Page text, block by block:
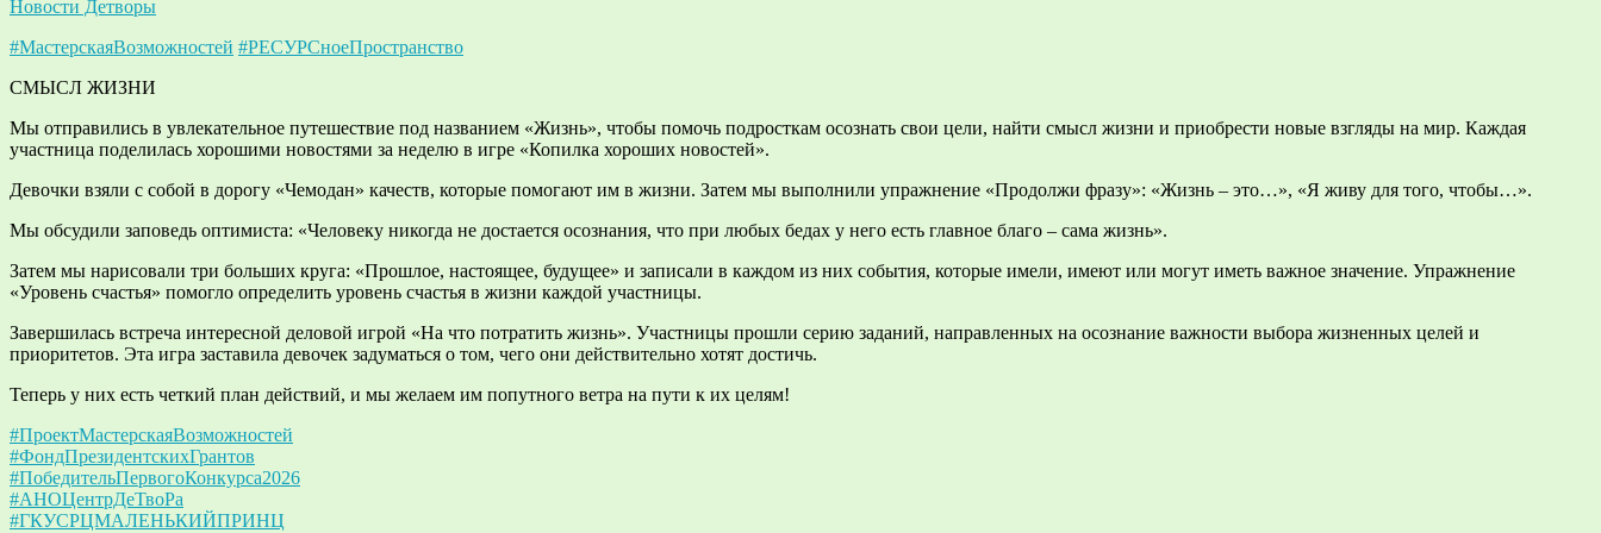
Новости Детворы
#МастерскаяВозможностей #РЕСУРСноеПространство
СМЫСЛ ЖИЗНИ
Мы отправились в увлекательное путешествие под названием «Жизнь», чтобы помочь подросткам осознать свои цели, найти смысл жизни и приобрести новые взгляды на мир. Каждая
участница поделилась хорошими новостями за неделю в игре «Копилка хороших новостей».
Девочки взяли с собой в дорогу «Чемодан» качеств, которые помогают им в жизни. Затем мы выполнили упражнение «Продолжи фразу»: «Жизнь – это…», «Я живу для того, чтобы…».
Мы обсудили заповедь оптимиста: «Человеку никогда не достается осознания, что при любых бедах у него есть главное благо – сама жизнь».
Затем мы нарисовали три больших круга: «Прошлое, настоящее, будущее» и записали в каждом из них события, которые имели, имеют или могут иметь важное значение. Упражнение
«Уровень счастья» помогло определить уровень счастья в жизни каждой участницы.
Завершилась встреча интересной деловой игрой «На что потратить жизнь». Участницы прошли серию заданий, направленных на осознание важности выбора жизненных целей и
приоритетов. Эта игра заставила девочек задуматься о том, чего они действительно хотят достичь.
Теперь у них есть четкий план действий, и мы желаем им попутного ветра на пути к их целям!
#ПроектМастерскаяВозможностей
#ФондПрезидентскихГрантов
#ПобедительПервогоКонкурса2026
#АНОЦентрДеТвоРа
#ГКУСРЦМАЛЕНЬКИЙПРИНЦ